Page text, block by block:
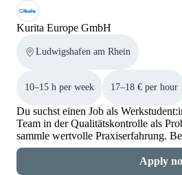
Kurita Europe GmbH
Ludwigshafen am Rhein
10–15 h per week 17–18 € per hour
Du suchst einen Job als
Team in der Qualitätskontrolle als
sammle wertvolle Praxiserfahrung.
Apply